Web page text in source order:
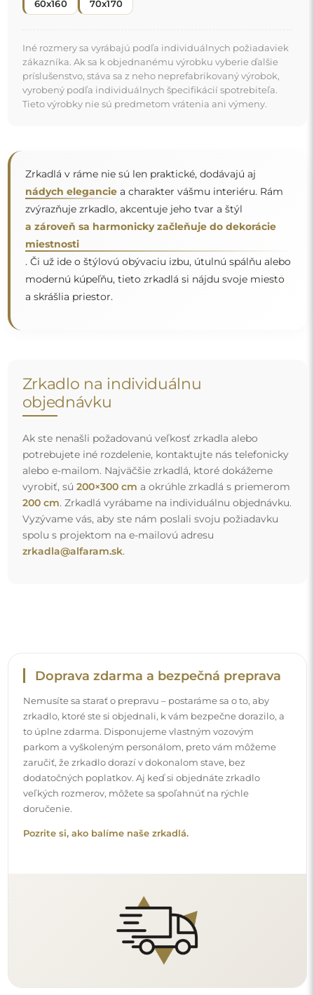
a skrášlia priestor.
Zrkadlo na individuálnu
potrebujete iné rozdelenie, kontaktujte nás telefonicky
alebo e-mailom. Najväčšie zrkadlá, ktoré dokážeme
vyrobiť, sú200×300 cm
a okrúhle zrkadlá s priemerom
200 cm
. Zrkadlá vyrábame na individuálnu objednávku.
Vyzývame vás, aby ste nám poslali svoju požiadavku
spolu s projektom na e-mailovú adresu
zrkadla@alfaram.sk.
Doprava zdarma a bezpečná preprava
Nemusíte sa starať o prepravu – postaráme sa o to, aby
zrkadlo, ktoré ste si objednali, k vám bezpečne dorazilo, a
to úplne zdarma. Disponujeme vlastným vozovým
parkom a vyškoleným personálom, preto vám môžeme
zaručiť, že zrkadlo dorazí v dokonalom stave, bez
dodatočných poplatkov. Aj keď si objednáte zrkadlo
veľkých rozmerov, môžete sa spoľahnúť na rýchle
doručenie.
Pozrite si, ako balíme naše zrkadlá.
Jednoduchá montáž
Postaráme sa o výrobu a doručenie zrkadiel, zatiaľ čo
inštalácia je vo vašej zodpovednosti. Vzhľadom na
špecifiká každého priestoru neponúkame štandardné
hmoždinky alebo háčiky, ktoré najlepšie vyhovujú vašim